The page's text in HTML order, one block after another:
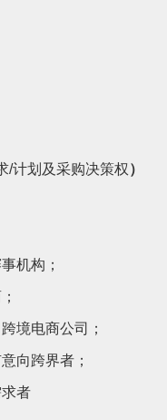
/计划及采购决策权）
机构；
境电商公司；
向跨界者；
者